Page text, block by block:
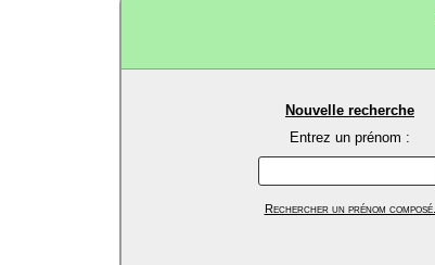
Nouvelle recherche
Entrez un prénom :
Rechercher un prénom composé.